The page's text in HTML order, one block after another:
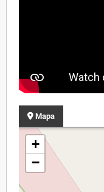
Mapa
+
−